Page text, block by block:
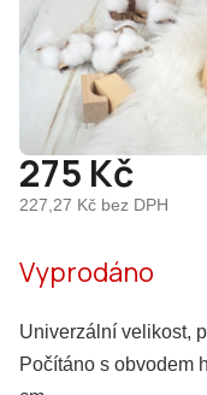
275 Kč
227,27 Kč bez DPH
cena:
Vyprodáno
Univerzální velikost,
Počítáno s obvodem